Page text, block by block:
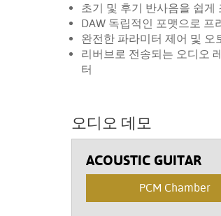
초기 및 후기 반사음을 쉽게
DAW 독립적인 포맷으로 프
완전한 파라미터 제어 및 오
리버브로 전송되는 오디오
터
오디오 데모
ACOUSTIC GUITAR
PCM Chamber